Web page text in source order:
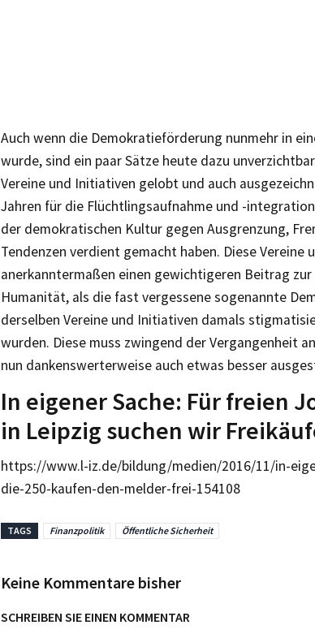
Auch wenn die Demokratieförderung nunmehr in
wurde, sind ein paar Sätze heute dazu
Vereine und Initiativen gelobt und auch
Jahren für die Flüchtlingsaufnahme und -
der demokratischen Kultur gegen Ausgrenzung,
Tendenzen verdient gemacht haben. Diese Vereine
anerkanntermaßen einen gewichtigeren Beitrag
Humanität, als die fast vergessene sogenannte
derselben Vereine und Initiativen damals
wurden. Diese muss zwingend der Vergangenheit
nun dankenswerterweise auch etwas besser
In eigener Sache: Für freien
in Leipzig suchen wir
https://www.l-iz.de/bildung/medien/2016/11/in-
die-250-kaufen-den-melder-frei-154108
TAGS Finanzpolitik Öffentliche Sicherheit
Keine Kommentare bisher
SCHREIBEN SIE EINEN KOMMENTAR